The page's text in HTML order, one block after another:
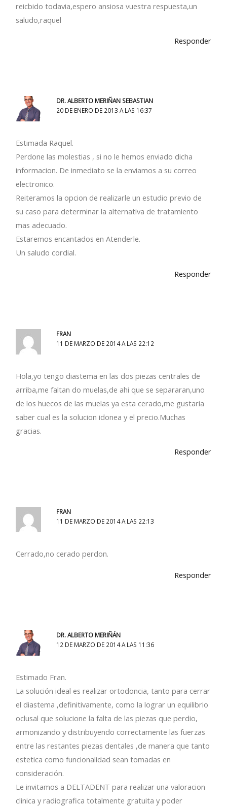
reicbido todavia,espero ansiosa vuestra respuesta,un
saludo,raquel
Responder
DR. ALBERTO MERIÑAN SEBASTIAN
20 DE ENERO DE 2013 A LAS 16:37
Estimada Raquel.
Perdone las molestias , si no le hemos enviado dicha
informacion. De inmediato se la enviamos a su correo
electronico.
Reiteramos la opcion de realizarle un estudio previo de
su caso para determinar la alternativa de tratamiento
mas adecuado.
Estaremos encantados en Atenderle.
Un saludo cordial.
Responder
FRAN
11 DE MARZO DE 2014 A LAS 22:12
Hola,yo tengo diastema en las dos piezas centrales de
arriba,me faltan do muelas,de ahi que se separaran,uno
de los huecos de las muelas ya esta cerado,me gustaria
saber cual es la solucion idonea y el precio.Muchas
gracias.
Responder
FRAN
11 DE MARZO DE 2014 A LAS 22:13
Cerrado,no cerado perdon.
Responder
DR. ALBERTO MERIÑÁN
12 DE MARZO DE 2014 A LAS 11:36
Estimado Fran.
La solución ideal es realizar ortodoncia, tanto para cerrar
el diastema ,definitivamente, como la lograr un equilibrio
oclusal que solucione la falta de las piezas que perdio,
armonizando y distribuyendo correctamente las fuerzas
entre las restantes piezas dentales ,de manera que tanto
estetica como funcionalidad sean tomadas en
consideración.
Le invitamos a DELTADENT para realizar una valoracion
clinica y radiografica totalmente gratuita y poder